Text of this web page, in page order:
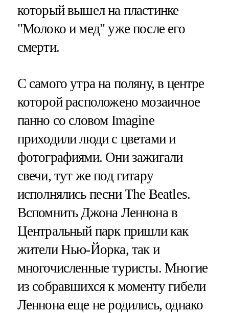
который вышел на пластинке
"Молоко и мед" уже после его
смерти.
С самого утра на поляну, в центре
которой расположено мозаичное
панно со словом Imagine
приходили люди с цветами и
фотографиями. Они зажигали
свечи, тут же под гитару
исполнялись песни The Beatles.
Вспомнить Джона Леннона в
Центральный парк пришли как
жители Нью-Йорка, так и
многочисленные туристы. Многие
из собравшихся к моменту гибели
Леннона еще не родились, однако